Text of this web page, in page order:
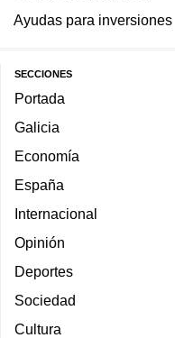
Ayudas para inversiones
SECCIONES
Portada
Galicia
Economía
España
Internacional
Opinión
Deportes
Sociedad
Cultura